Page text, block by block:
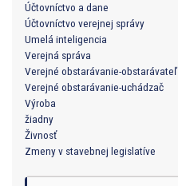
Účtovníctvo a dane
Účtovníctvo verejnej správy
Umelá inteligencia
Verejná správa
Verejné obstarávanie-obstarávateľ
Verejné obstarávanie-uchádzač
Výroba
žiadny
Živnosť
Zmeny v stavebnej legislatíve